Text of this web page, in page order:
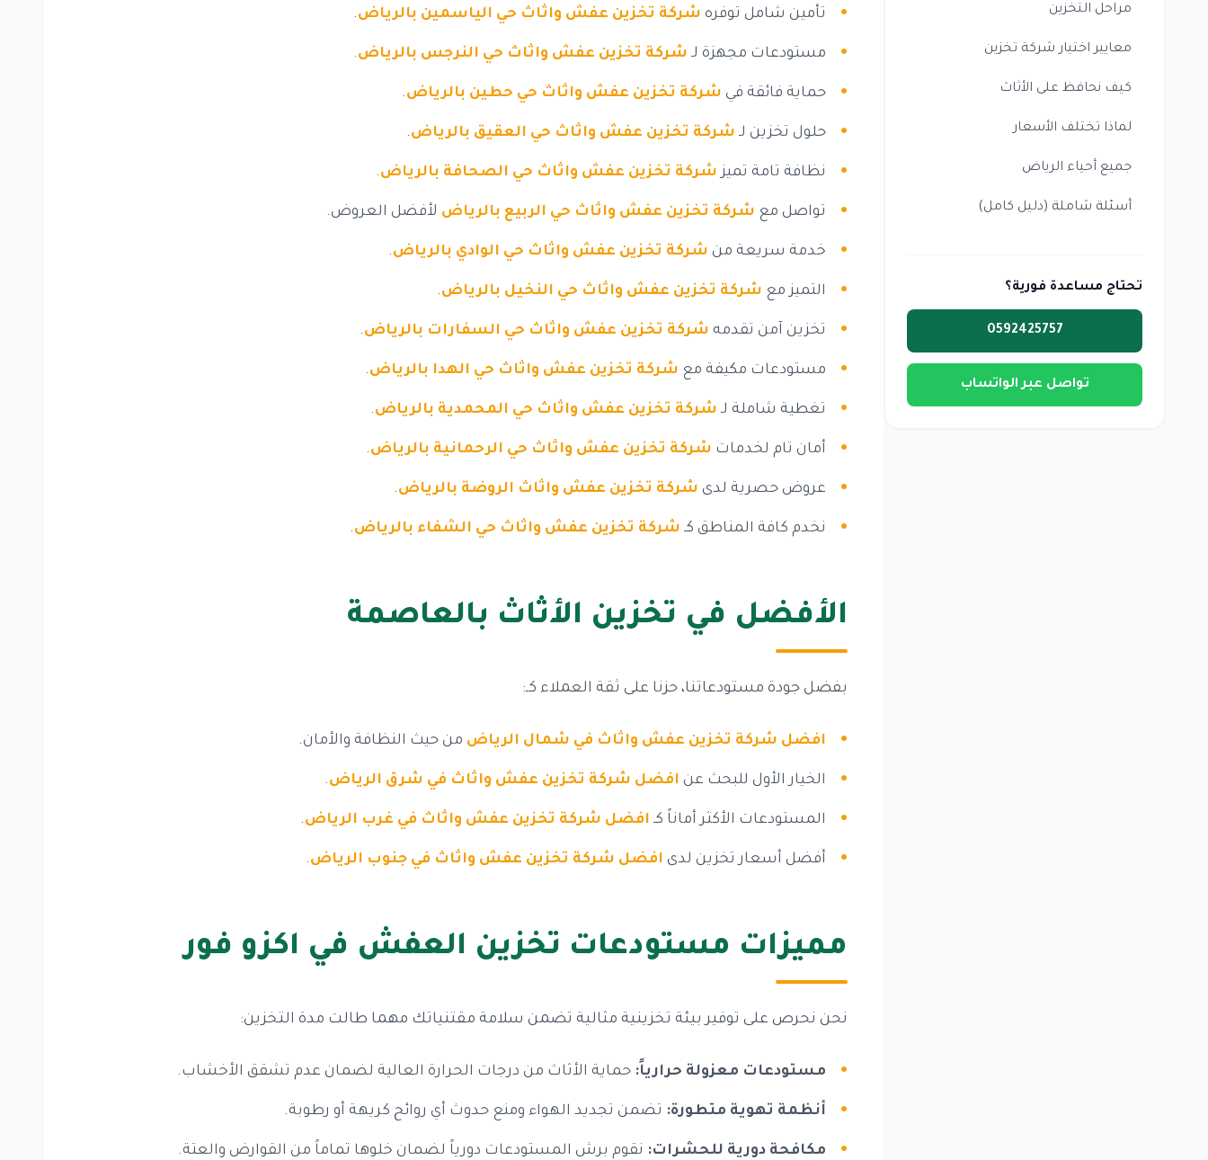
مراحل التخزين
معايير اختيار شركة تخزين
كيف نحافظ على الأثاث
لماذا تختلف الأسعار
جميع أحياء الرياض
أسئلة شاملة (دليل كامل)
تحتاج مساعدة فورية؟
0592425757
تواصل عبر الواتساب
تأمين شامل توفره شركة تخزين عفش واثاث حي الياسمين بالرياض.
مستودعات مجهزة لـ شركة تخزين عفش واثاث حي النرجس بالرياض.
حماية فائقة في شركة تخزين عفش واثاث حي حطين بالرياض.
حلول تخزين لـ شركة تخزين عفش واثاث حي العقيق بالرياض.
نظافة تامة تميز شركة تخزين عفش واثاث حي الصحافة بالرياض.
تواصل مع شركة تخزين عفش واثاث حي الربيع بالرياض لأفضل العروض.
خدمة سريعة من شركة تخزين عفش واثاث حي الوادي بالرياض.
التميز مع شركة تخزين عفش واثاث حي النخيل بالرياض.
تخزين آمن تقدمه شركة تخزين عفش واثاث حي السفارات بالرياض.
مستودعات مكيفة مع شركة تخزين عفش واثاث حي الهدا بالرياض.
تغطية شاملة لـ شركة تخزين عفش واثاث حي المحمدية بالرياض.
أمان تام لخدمات شركة تخزين عفش واثاث حي الرحمانية بالرياض.
عروض حصرية لدى شركة تخزين عفش واثاث الروضة بالرياض.
نخدم كافة المناطق كـ شركة تخزين عفش واثاث حي الشفاء بالرياض.
الأفضل في تخزين الأثاث بالعاصمة
بفضل جودة مستودعاتنا، حزنا على ثقة العملاء كـ:
افضل شركة تخزين عفش واثاث في شمال الرياض من حيث النظافة والأمان.
الخيار الأول للبحث عن افضل شركة تخزين عفش واثاث في شرق الرياض.
المستودعات الأكثر أماناً كـ افضل شركة تخزين عفش واثاث في غرب الرياض.
أفضل أسعار تخزين لدى افضل شركة تخزين عفش واثاث في جنوب الرياض.
مميزات مستودعات تخزين العفش في اكزو فور
نحن نحرص على توفير بيئة تخزينية مثالية تضمن سلامة مقتنياتك مهما طالت مدة التخزين:
مستودعات معزولة حرارياً: حماية الأثاث من درجات الحرارة العالية لضمان عدم تشقق الأخشاب.
أنظمة تهوية متطورة: تضمن تجديد الهواء ومنع حدوث أي روائح كريهة أو رطوبة.
مكافحة دورية للحشرات: نقوم برش المستودعات دورياً لضمان خلوها تماماً من القوارض والعتة.